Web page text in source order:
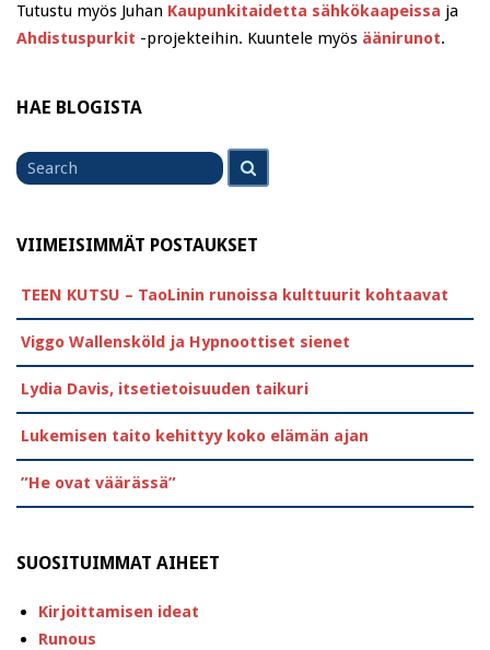
Tutustu myös Juhan Kaupunkitaidetta sähkökaapeissa ja
Ahdistuspurkit -projekteihin. Kuuntele myös äänirunot.
HAE BLOGISTA
Search
for
VIIMEISIMMÄT POSTAUKSET
TEEN KUTSU – TaoLinin runoissa kulttuurit kohtaavat
Viggo Wallensköld ja Hypnoottiset sienet
Lydia Davis, itsetietoisuuden taikuri
Lukemisen taito kehittyy koko elämän ajan
”He ovat väärässä”
SUOSITUIMMAT AIHEET
Kirjoittamisen ideat
Runous